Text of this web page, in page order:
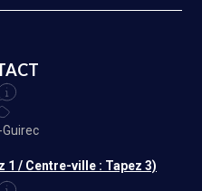
1 / Centre-ville : Tapez 3)